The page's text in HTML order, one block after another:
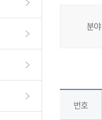
분야
번호